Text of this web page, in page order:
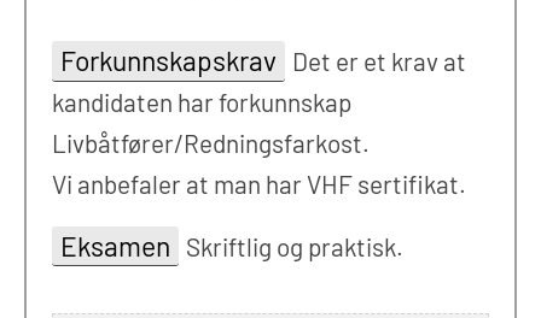
Forkunnskapskrav
Det er et krav at
kandidaten har forkunnskap
Livbåtfører/Redningsfarkost.
Vi anbefaler at man har VHF sertifikat.
Eksamen Skriftlig og praktisk.